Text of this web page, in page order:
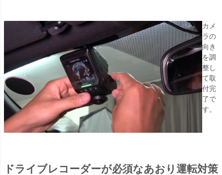
カメ
ラの
向き
を調
整し
て取
付完
了で
す。
ドライブレコーダーが必須なあおり運転対策